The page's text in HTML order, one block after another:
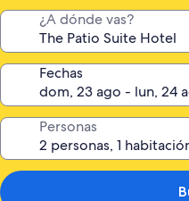
¿A dónde vas?
Fechas
Personas